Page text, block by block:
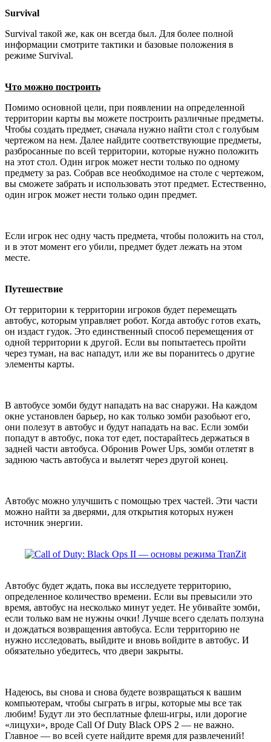
Survival
Survival такой же, как он всегда был. Для более полной
информации смотрите тактики и базовые положения в
режиме Survival.
Что можно построить
Помимо основной цели, при появлении на определенной
территории карты вы можете построить различные предметы.
Чтобы создать предмет, сначала нужно найти стол с голубым
чертежом на нем. Далее найдите соответствующие предметы,
разбросанные по всей территории, которые нужно положить
на этот стол. Один игрок может нести только по одному
предмету за раз. Собрав все необходимое на столе с чертежом,
вы сможете забрать и использовать этот предмет. Естественно,
один игрок может нести только один предмет.
Если игрок нес одну часть предмета, чтобы положить на стол,
и в этот момент его убили, предмет будет лежать на этом
месте.
Путешествие
От территории к территории игроков будет перемещать
автобус, которым управляет робот. Когда автобус готов ехать,
он издаст гудок. Это единственный способ перемещения от
одной территории к другой. Если вы попытаетесь пройти
через туман, на вас нападут, или же вы поранитесь о другие
элементы карты.
В автобусе зомби будут нападать на вас снаружи. На каждом
окне установлен барьер, но как только зомби разобьют его,
они полезут в автобус и будут нападать на вас. Если зомби
попадут в автобус, пока тот едет, постарайтесь держаться в
задней части автобуса. Обронив Power Ups, зомби отлетят в
заднюю часть автобуса и вылетят через другой конец.
Автобус можно улучшить с помощью трех частей. Эти части
можно найти за дверями, для открытия которых нужен
источник энергии.
Автобус будет ждать, пока вы исследуете территорию,
определенное количество времени. Если вы превысили это
время, автобус на несколько минут уедет. Не убивайте зомби,
если только вам не нужны очки! Лучше всего сделать ползуна
и дождаться возвращения автобуса. Если территорию не
нужно исследовать, выйдите и вновь войдите в автобус. И
обязательно убедитесь, что двери закрыты.
Надеюсь, вы снова и снова будете возвращаться к вашим
компьютерам, чтобы сыграть в игры, которые мы все так
любим! Будут ли это бесплатные флеш-игры, или дорогие
«лицухи», вроде Call Of Duty Black OPS 2 — не важно.
Главное — во всей суете найдите время для развлечений!